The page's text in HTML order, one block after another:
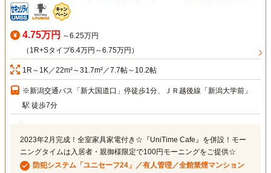
4.75万円 ～6.25万円
（1R+Sタイプ6.4万円～6.75万円）
1R～1K／22m²～31.7m²／7.7帖～10.2帖
※新潟交通バス「新大国道口」停徒歩1分、ＪＲ越後線「新潟大学前」
駅 徒歩7分
2023年2月完成！全室家具家電付き☆『UniTime Cafe』を併設！モー
ニングタイムは入居者・親御様限定で100円モーニングをご提供☆
防犯システム「ユニセーフ24」／有人管理／全館禁煙マンション